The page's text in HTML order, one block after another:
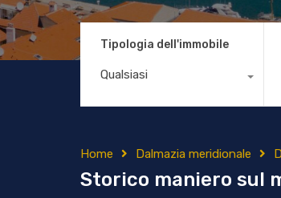
Tipologia dell'immobile
Qualsiasi
Home Dalmazia meridionale
Storico maniero sul